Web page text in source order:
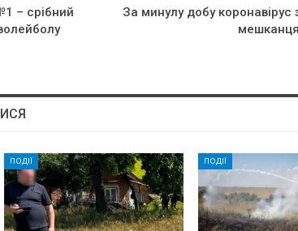
– срібний
За минулу добу коронавірус
ПОДІЇ ПОДІЇ